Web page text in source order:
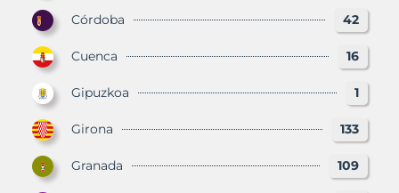
Córdoba 42
Cuenca 16
Gipuzkoa 1
Girona 133
Granada 109